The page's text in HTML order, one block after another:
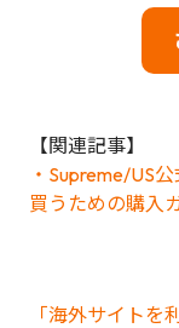
【関連記事】
・Supreme/US
買うための購入
「海外サイト